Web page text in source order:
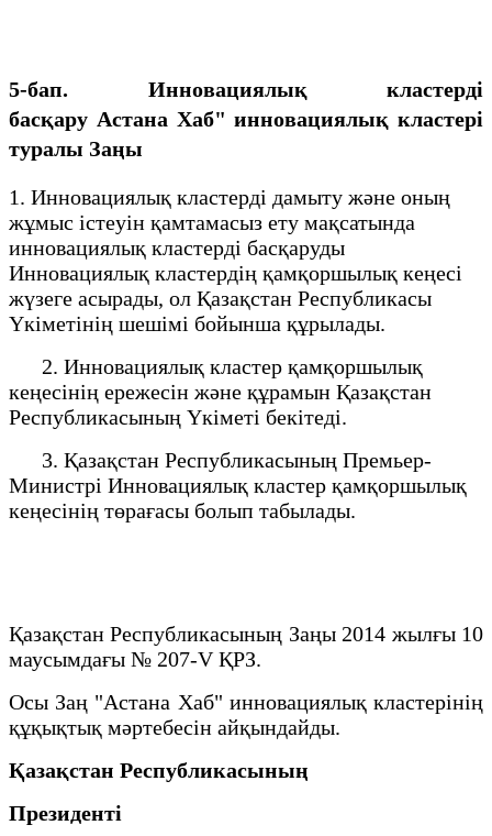
5-бап. Инновациялық кластерді
басқару Астана Хаб" инновациялық кластері
туралы Заңы
1. Инновациялық кластерді дамыту және оның
жұмыс істеуін қамтамасыз ету мақсатында
инновациялық кластерді басқаруды
Инновациялық кластердің қамқоршылық кеңесі
жүзеге асырады, ол Қазақстан Республикасы
Үкіметінің шешімі бойынша құрылады.
2. Инновациялық кластер қамқоршылық
кеңесінің ережесін және құрамын Қазақстан
Республикасының Үкіметі бекітеді.
3. Қазақстан Республикасының Премьер-
Министрі Инновациялық кластер қамқоршылық
кеңесінің төрағасы болып табылады.
Қазақстан Республикасының Заңы 2014 жылғы 10
маусымдағы № 207-V ҚРЗ.
Осы Заң "Астана Хаб" инновациялық кластерінің
құқықтық мәртебесін айқындайды.
Қазақстан Республикасының
Президенті